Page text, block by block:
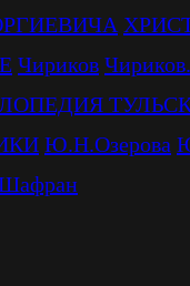
Чириков
Ю.Н.Озерова